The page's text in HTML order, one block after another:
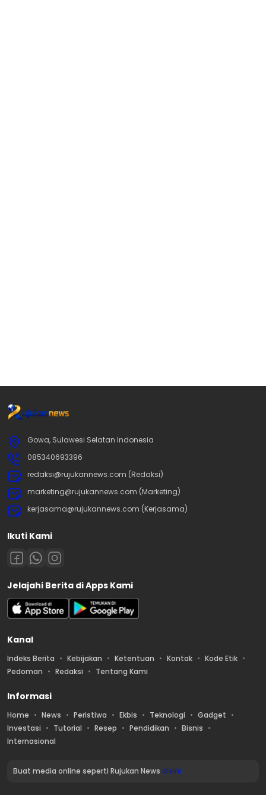
Gowa, Sulawesi Selatan Indonesia
085340693396
redaksi@rujukannews.com (Redaksi)
marketing@rujukannews.com (Marketing)
kerjasama@rujukannews.com (Kerjasama)
Ikuti Kami
Jelajahi Berita di Apps Kami
Kanal
Indeks Berita Kebijakan Ketentuan Kontak
Kode Etik
Pedoman
Redaksi Tentang Kami
Informasi
Home News Peristiwa Ekbis Teknologi
Gadget
Investasi
Tutorial Resep Pendidikan
Bisnis
Internasional
Buat media online seperti Rujukan News disini